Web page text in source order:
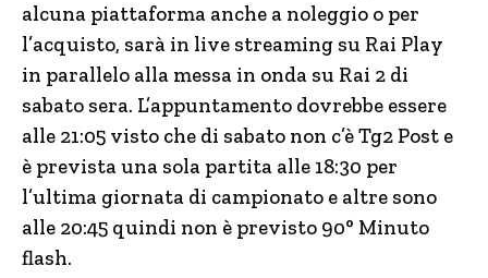
alcuna piattaforma anche a noleggio o per
l’acquisto, sarà in live streaming su Rai Play
in parallelo alla messa in onda su Rai 2 di
sabato sera. L’appuntamento dovrebbe essere
alle 21:05 visto che di sabato non c’è Tg2 Post e
è prevista una sola partita alle 18:30 per
l’ultima giornata di campionato e altre sono
alle 20:45 quindi non è previsto 90° Minuto
flash.